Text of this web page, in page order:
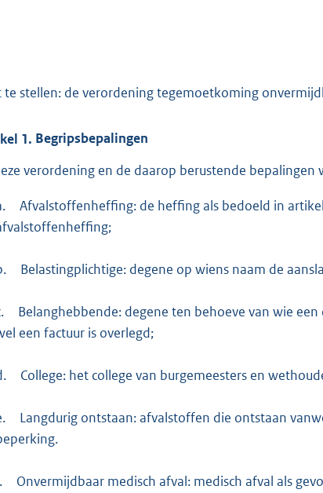
te stellen: de verordening tegemoetkoming
1. Begripsbepalingen
verordening en de daarop berustende bepalingen
Afvalstoffenheffing: de heffing als bedoeld in
Belastingplichtige: degene op wiens naam de
Belanghebbende: degene ten behoeve van wie
een factuur is overlegd;
College: het college van burgemeesters en
Langdurig ontstaan: afvalstoffen die ontstaan
Onvermijdbaar medisch afval: medisch afval als